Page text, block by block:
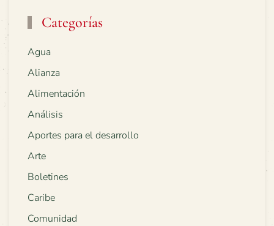
Categorías
Agua
Alianza
Alimentación
Análisis
Aportes para el desarrollo
Arte
Boletines
Caribe
Comunidad